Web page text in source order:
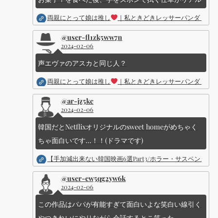
両親にとって娘は推し ｜私ときどきレッサーパンダ ｜
@user-fl1zk5ww7n
2024-02-06
声エヴァのアスカと同じ人？
両親にとって娘は推し ｜私ときどきレッサーパンダ ｜
@ar-jz5kc
2024-02-06
韓国だとNetflixオリジナルのsweet homeがめちゃく
ちゃ面白いです...！！(ドラマです)
【手加減出来ない韓国映画6選Part3/ホラー・サスペンス
@user-ew5qg2yw6k
2024-02-06
この作品はパパが有能すぎて面白いよな笑白い線引く